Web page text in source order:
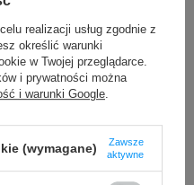
realizacji usług zgodnie z
określić warunki
w Twojej przeglądarce.
i prywatności można
i warunki Google
(wymagane)
Zawsze
aktywne